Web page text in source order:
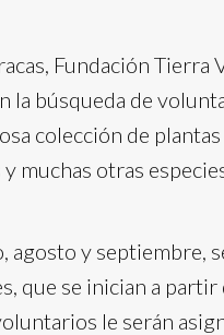
Fundación
la búsqueda de
colección de
muchas otras
y septiembre,
que se inician a partir
le serán